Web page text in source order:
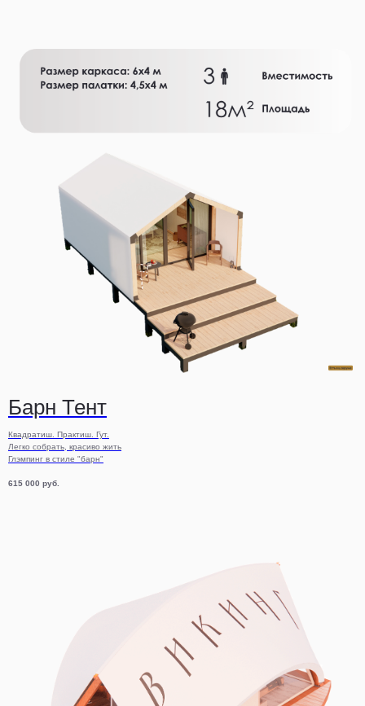
Барн Тент
Квадратиш. Практиш. Гут.
Легко собрать, красиво жить
Глэмпинг в стиле "барн"
615 000 руб.